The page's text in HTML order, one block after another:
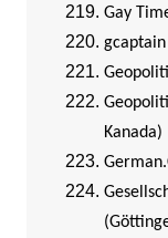
Gay
gcaptain
Kanada)